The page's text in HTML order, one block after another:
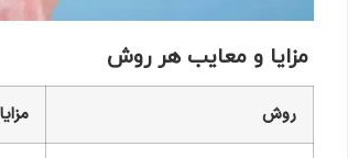
مزایا و معایب هر روش
روش مزایا